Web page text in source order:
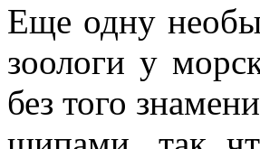
Еще одну
зоологи у
без того